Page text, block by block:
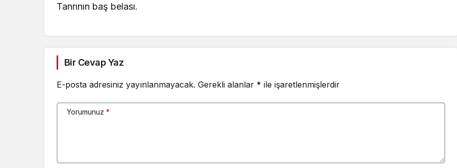
Tanrının baş belası.
Bir Cevap Yaz
E-posta adresiniz yayınlanmayacak. Gerekli alanlar * ile işaretlenmişlerdir
Yorumunuz *